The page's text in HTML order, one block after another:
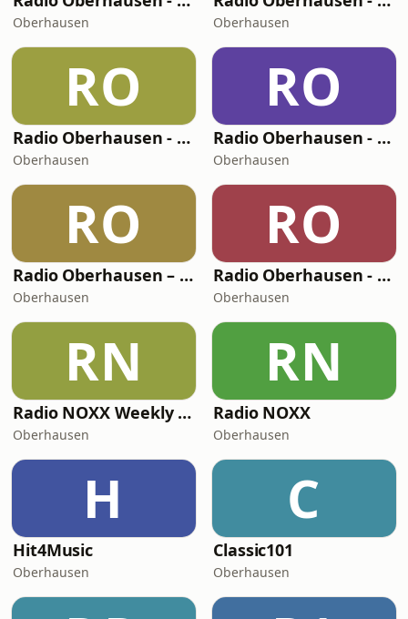
Oberhausen Oberhausen
RO
Radio Oberhausen - Dein Rock Classic Radio
Oberhausen
RO
Radio Oberhausen - Dein Oldie Radio
Oberhausen
RO
Radio Oberhausen – Dein Karnevals Radio
Oberhausen
RO
Radio Oberhausen - Dein 2000er Radio
Oberhausen
RN
Radio NOXX Weekly Top 40
Oberhausen
RN
Radio NOXX
Oberhausen
H
Hit4Music
Oberhausen
C
Classic101
Oberhausen